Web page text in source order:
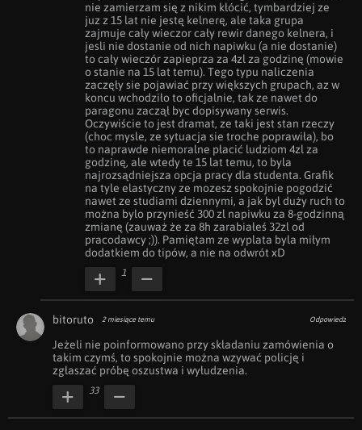
nie zamierzam się z nikim kłócić, tymbardziej ze
juz z 15 lat nie jestę kelnerę, ale taka grupa
zajmuje cały wieczor cały rewir danego kelnera, i
jesli nie dostanie od nich napiwku (a nie dostanie)
to cały wieczór zapieprza za 4zl za godzinę (mowie
o stanie na 15 lat temu). Tego typu naliczenia
zaczęły sie pojawiać przy większych grupach, az w
koncu wchodziło to oficjalnie, tak ze nawet do
paragonu zaczął byc dopisywany serwis.
Oczywiście to jest dramat, ze taki jest stan rzeczy
(choc mysle, ze sytuacja sie troche poprawiła), bo
to naprawde niemoralne płacić ludziom 4zl za
godzinę, ale wtedy te 15 lat temu, to byla
najrozsądniejsza opcja pracy dla studenta. Grafik
na tyle elastyczny ze mozesz spokojnie pogodzić
nawet ze studiami dziennymi, a jak byl duży ruch to
można bylo przynieść 300 zl napiwku za 8-godzinną
zmianę (zauważ że za 8h zarabiałeś 32zl od
pracodawcy ;)). Pamiętam ze wyplata byla miłym
dodatkiem do tipów, a nie na odwrót xD
1
bitoruto 2 miesiące temu Odpowiedz
Jeżeli nie poinformowano przy składaniu zamówienia o
takim czymś, to spokojnie można wzywać policję i
zgłaszać próbę oszustwa i wyłudzenia.
33